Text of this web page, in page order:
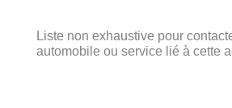
Liste non exhaustive pour
automobile ou service lié à cette